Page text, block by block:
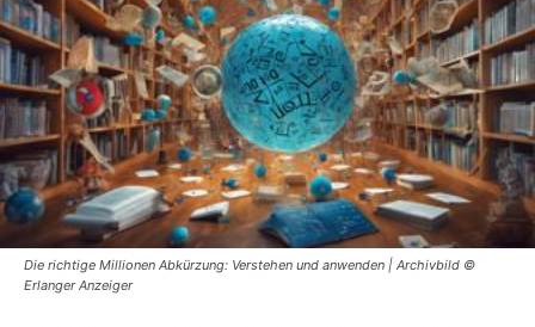
Die richtige Millionen Abkürzung: Verstehen und anwenden | Archivbild ©
Erlanger Anzeiger